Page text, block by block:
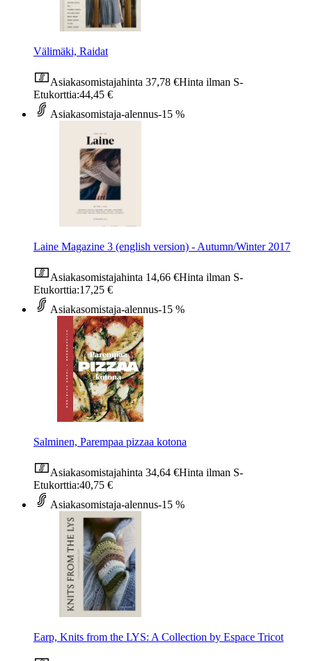
Välimäki, Raidat
Asiakasomistajahinta 37,78 €Hinta ilman S-
Etukorttia:44,45 €
Asiakasomistaja-alennus-15 %
Laine Magazine 3 (english version) - Autumn/Winter 2017
Asiakasomistajahinta 14,66 €Hinta ilman S-
Etukorttia:17,25 €
Asiakasomistaja-alennus-15 %
Salminen, Parempaa pizzaa kotona
Asiakasomistajahinta 34,64 €Hinta ilman S-
Etukorttia:40,75 €
Asiakasomistaja-alennus-15 %
Earp, Knits from the LYS: A Collection by Espace Tricot